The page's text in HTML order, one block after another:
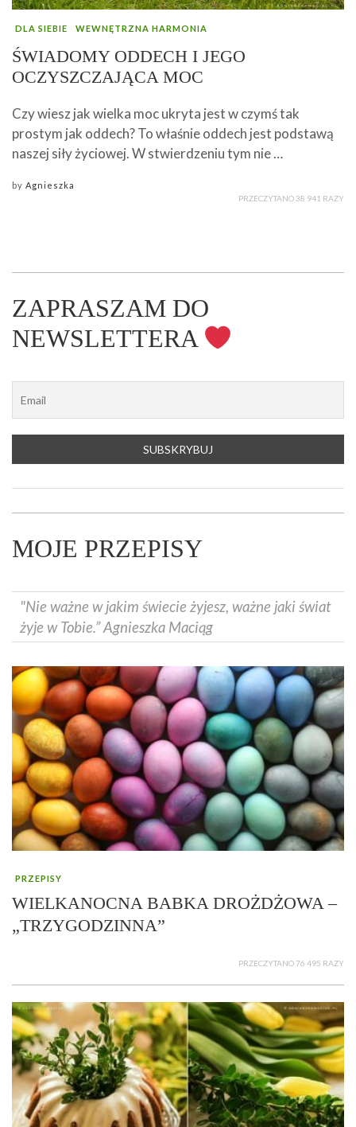
DLA SIEBIE WEWNĘTRZNA HARMONIA
ŚWIADOMY ODDECH I JEGO
OCZYSZCZAJĄCA MOC
Czy wiesz jak wielka moc ukryta jest w czymś tak
prostym jak oddech? To właśnie oddech jest podstawą
naszej siły życiowej. W stwierdzeniu tym nie …
by Agnieszka
PRZECZYTANO 38 941 RAZY
ZAPRASZAM DO
NEWSLETTERA
MOJE PRZEPISY
"Nie ważne w jakim świecie żyjesz, ważne jaki świat
żyje w Tobie.” Agnieszka Maciąg
PRZEPISY
WIELKANOCNA BABKA DROŻDŻOWA –
„TRZYGODZINNA”
PRZECZYTANO 76 495 RAZY